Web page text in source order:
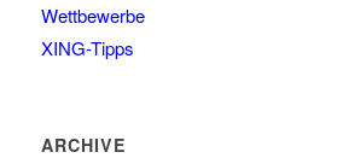
Wettbewerbe
XING-Tipps
ARCHIVE